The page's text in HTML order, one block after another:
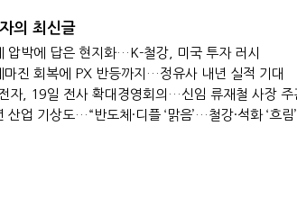
의 최신글
압박에 답은 현지화…K-철강, 미국 투자 러시
마진 회복에 PX 반등까지…정유사 내년 실적 기대
전자, 19일 전사 확대경영회의…신임 류재철 사장 주
산업 기상도…“반도체·디플 ‘맑음’…철강·석화 ‘흐림